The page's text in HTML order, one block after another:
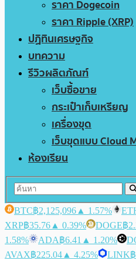
ราคา Dogecoin
ราคา Ripple (XRP)
ปฏิทินเศรษฐกิจ
บทความ
รีวิวผลิตภัณฑ์
เว็บซื้อขาย
กระเป๋าเก็บเหรียญ
เครื่องขุด
เว็บขุดแบบ Cloud
ห้องเรียน
BTC฿2,125,096 ▲ 1.57%
XRP฿35.76 ▲ 0.39% DOGE฿
1.58%
ADA฿6.41 ▲ 1.20%
AVAX฿225.04 ▲ 4.25% LINK